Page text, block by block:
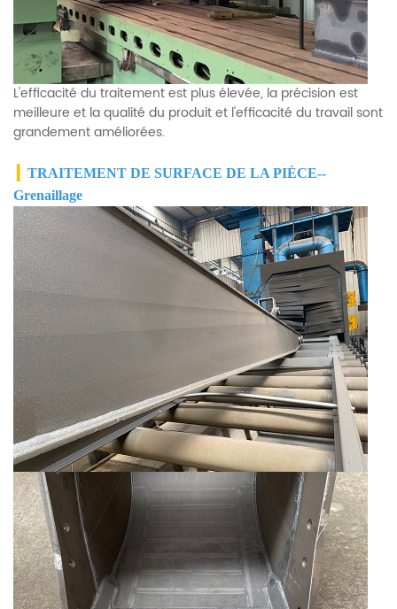
L'efficacité du traitement est plus élevée, la précision est
meilleure et la qualité du produit et l'efficacité du travail sont
grandement améliorées.
TRAITEMENT DE SURFACE DE LA PIÈCE--
Grenaillage